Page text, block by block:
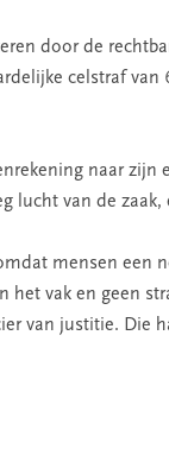
door de
celstraf
naar zijn
lucht van de
mensen een
het vak en geen
van justitie. Die